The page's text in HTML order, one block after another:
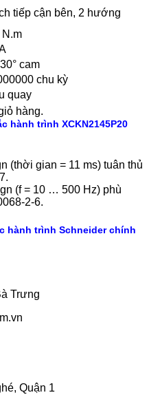
hàng.
tiếp cận bên, 2 hướng
N.m
cam
chu kỳ
quay
hành trình XCKN2145P20
(thời gian = 11 ms) tuân thủ
(f = 10 … 500 Hz) phù
2-6.
hành trình Schneider chính
Trưng
Quận 1